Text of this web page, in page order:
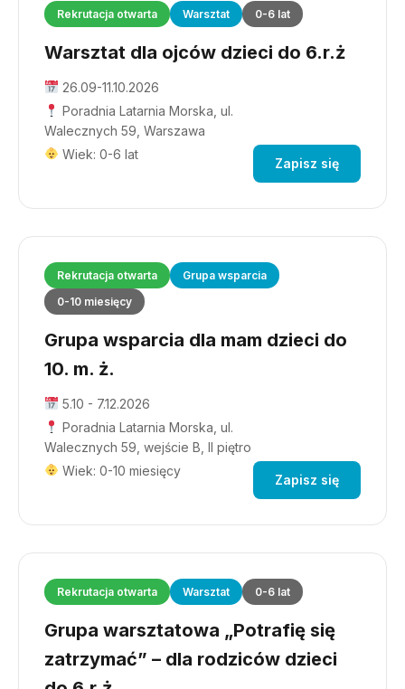
Rekrutacja otwarta Warsztat 0-6 lat
Warsztat dla ojców dzieci do 6.r.ż
26.09-11.10.2026
Poradnia Latarnia Morska, ul.
Walecznych 59, Warszawa
Wiek: 0-6 lat
Zapisz się
Rekrutacja otwarta
Grupa wsparcia
0-10 miesięcy
Grupa wsparcia dla mam dzieci do
10. m. ż.
5.10 - 7.12.2026
Poradnia Latarnia Morska, ul.
Walecznych 59, wejście B, II piętro
Wiek: 0-10 miesięcy
Zapisz się
Rekrutacja otwarta Warsztat 0-6 lat
Grupa warsztatowa „Potrafię się
zatrzymać” – dla rodziców dzieci